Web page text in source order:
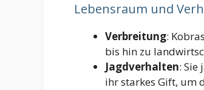
Lebensraum und
Verbreitung:
bis hin zu
Jagdverhalten: Sie
ihr starkes Gift, um